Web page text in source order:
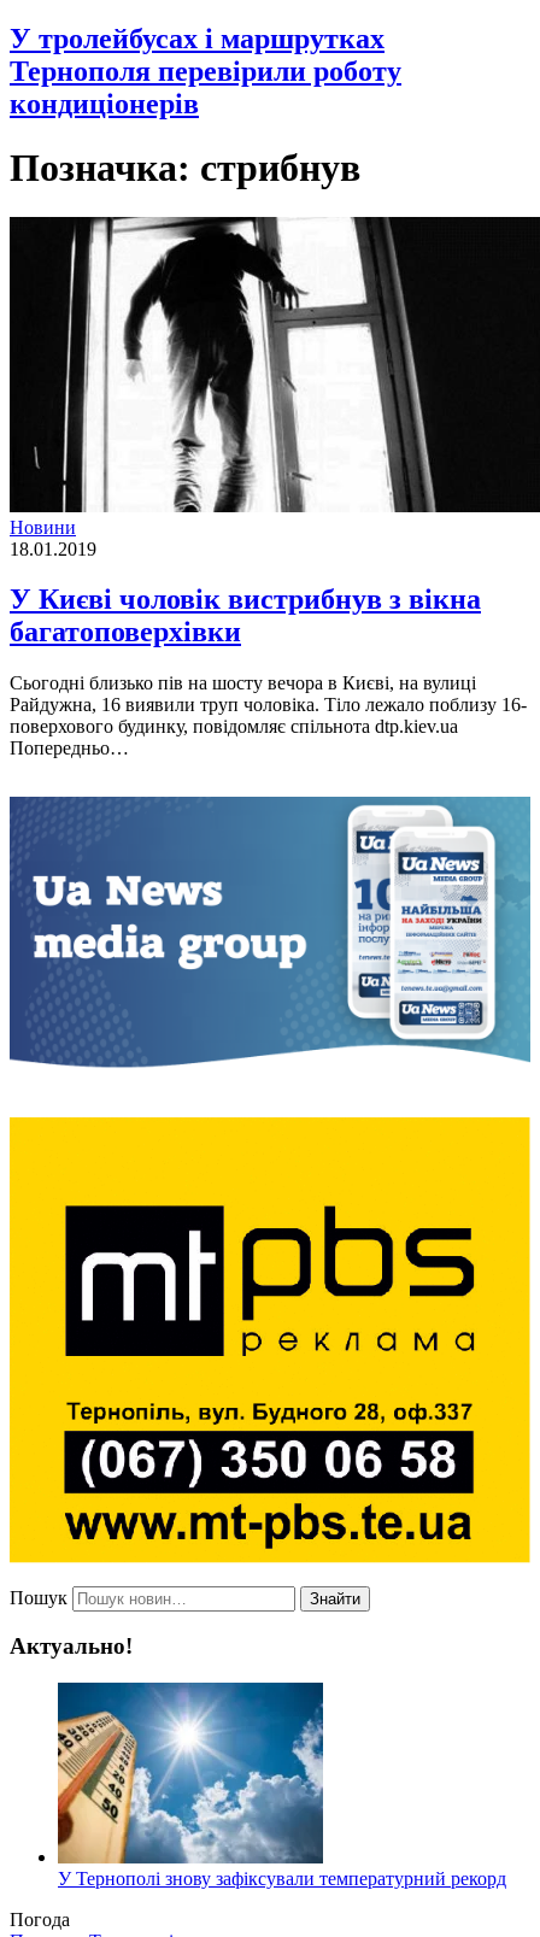
У тролейбусах і маршрутках
Тернополя перевірили роботу
кондиціонерів
Позначка: стрибнув
Новини
18.01.2019
У Києві чоловік вистрибнув з вікна
багатоповерхівки
Сьогодні близько пів на шосту вечора в Києві, на вулиці
Райдужна, 16 виявили труп чоловіка. Тіло лежало поблизу 16-
поверхового будинку, повідомляє спільнота dtp.kiev.ua
Попередньо…
Пошук Знайти
Актуально!
У Тернополі знову зафіксували температурний рекорд
Погода